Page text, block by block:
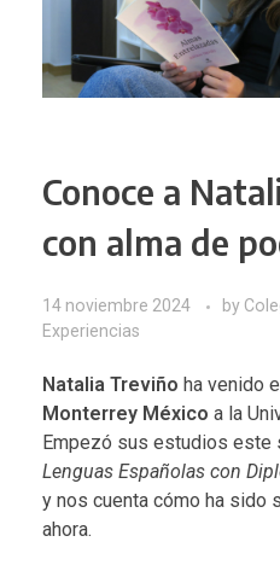
Conoce a
con alma de
14 noviembre 2024 by
Experiencias
Natalia Treviño ha venido
Monterrey México a la
Empezó sus estudios este
Lenguas Españolas con
y nos cuenta cómo ha sido
ahora.